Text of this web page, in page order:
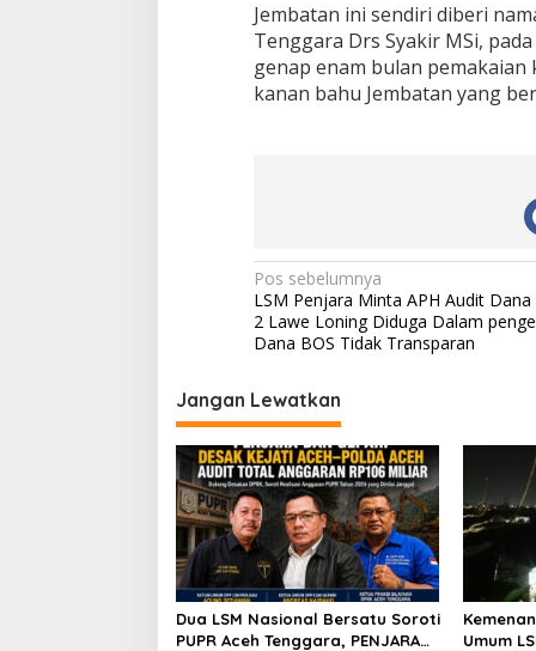
Jembatan ini sendiri diberi
Tenggara Drs Syakir MSi,
genap enam bulan
kanan bahu Jembatan yang
N
a
v
i
g
a
s
i
p
o
s
Pos sebelumnya
LSM Penjara Minta APH Audit Dana
2 Lawe Loning Diduga Dalam
Dana BOS Tidak Transparan
Jangan Lewatkan
Dua LSM Nasional Bersatu Soroti
PUPR Aceh Tenggara, PENJARA
Umum
Dua LSM Nasional Bersatu Soroti
PUPR Aceh Tenggara, PENJARA dan
GEPARI Desak Kejati Aceh–Polda
Aceh Audit Total Anggaran Rp106
Ketebalan Rabat
Cm, Pelaksana
Penjelasan